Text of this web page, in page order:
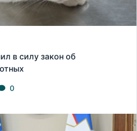
в силу закон об
0